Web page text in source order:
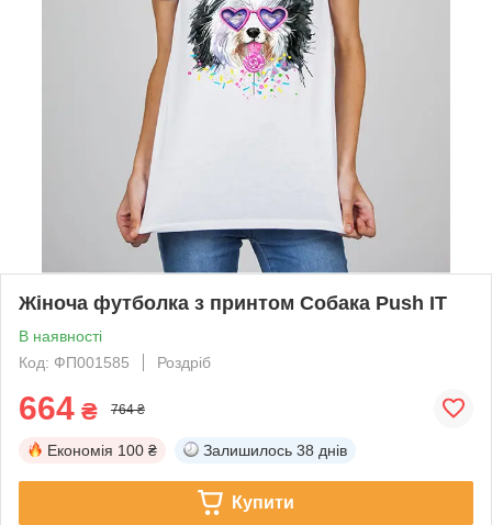
Жіноча футболка з принтом Собака Push IT
В наявності
Код: ФП001585
Роздріб
664 ₴ 764 ₴
Економія 100 ₴ Залишилось 38 днів
Купити